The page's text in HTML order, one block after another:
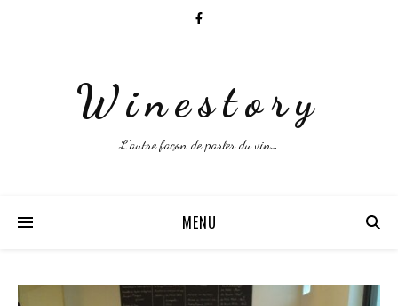
Winestory
L'autre façon de parler du vin…
MENU